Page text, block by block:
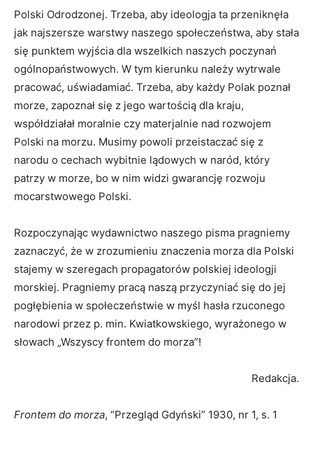
Polski Odrodzonej. Trzeba, aby ideologja ta przeniknęła
jak najszersze warstwy naszego społeczeństwa, aby stała
się punktem wyjścia dla wszelkich naszych poczynań
ogólnopaństwowych. W tym kierunku należy wytrwale
pracować, uświadamiać. Trzeba, aby każdy Polak poznał
morze, zapoznał się z jego wartością dla kraju,
współdziałał moralnie czy materjalnie nad rozwojem
Polski na morzu. Musimy powoli przeistaczać się z
narodu o cechach wybitnie lądowych w naród, który
patrzy w morze, bo w nim widzi gwarancję rozwoju
mocarstwowego Polski.
Rozpoczynając wydawnictwo naszego pisma pragniemy
zaznaczyć, że w zrozumieniu znaczenia morza dla Polski
stajemy w szeregach propagatorów polskiej ideologji
morskiej. Pragniemy pracą naszą przyczyniać się do jej
pogłębienia w społeczeństwie w myśl hasła rzuconego
narodowi przez p. min. Kwiatkowskiego, wyrażonego w
słowach „Wszyscy frontem do morza”!
Redakcja.
Frontem do morza, “Przegląd Gdyński” 1930, nr 1, s. 1